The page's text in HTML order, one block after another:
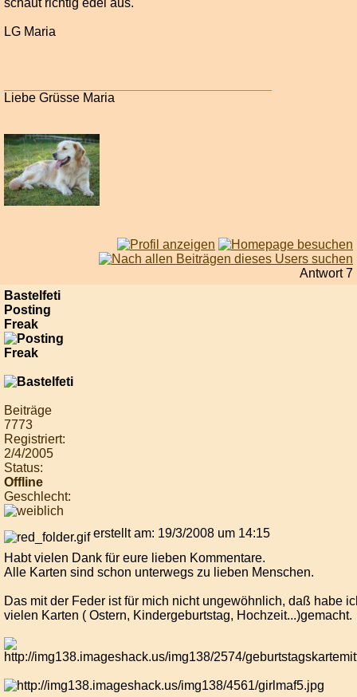
schaut richtig edel aus.
LG Maria
Liebe Grüsse Maria
Antwort 7
Bastelfeti
Posting
Freak
Beiträge
7773
Registriert:
2/4/2005
Status:
Offline
Geschlecht:
erstellt am: 19/3/2008 um 14:15
Habt vielen Dank für eure lieben Kommentare.
Alle Karten sind schon unterwegs zu lieben Menschen.
Das mit der Feder ist für mich nicht ungewöhnlich, daß habe
vielen Karten ( Ostern, Kindergeburtstag, Hochzeit...)gemacht.